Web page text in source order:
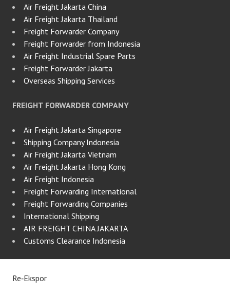
Air Freight Jakarta China
Air Freight Jakarta Thailand
Freight Forwarder Company
Freight Forwarder from Indonesia
Air Freight Industrial Spare Parts
Freight Forwarder Jakarta
Overseas Shipping Services
FREIGHT FORWARDER COMPANY
Air Freight Jakarta Singapore
Shipping Company Indonesia
Air Freight Jakarta Vietnam
Air Freight Jakarta Hong Kong
Air Freight Indonesia
Freight Forwarding International
Freight Forwarding Companies
International Shipping
AIR FREIGHT CHINA JAKARTA
Customs Clearance Indonesia
Re‑Ekspor